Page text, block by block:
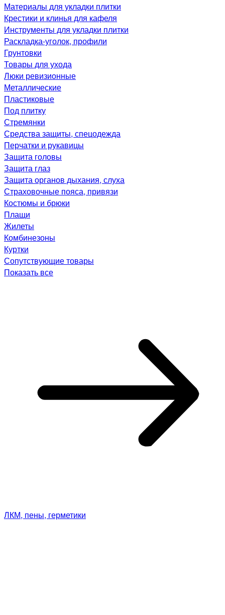
Материалы для укладки плитки
Крестики и клинья для кафеля
Инструменты для укладки плитки
Раскладка-уголок, профили
Грунтовки
Товары для ухода
Люки ревизионные
Металлические
Пластиковые
Под плитку
Стремянки
Средства защиты, спецодежда
Перчатки и рукавицы
Защита головы
Защита глаз
Защита органов дыхания, слуха
Страховочные пояса, привязи
Костюмы и брюки
Плащи
Жилеты
Комбинезоны
Куртки
Сопутствующие товары
Показать все
ЛКМ, пены, герметики